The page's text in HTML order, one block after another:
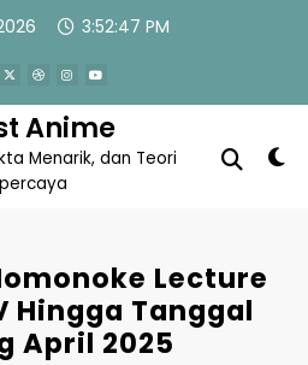
3:52:48 PM
Anime
Menarik, dan Teori
Lecture
Hingga Tanggal
April 2025